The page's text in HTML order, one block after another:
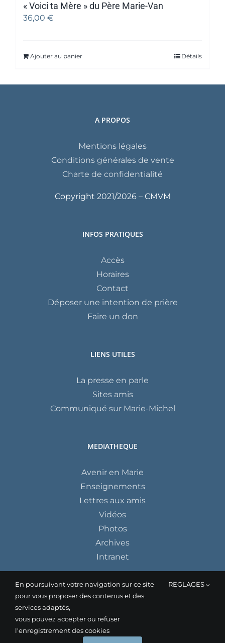
« Voici ta Mère » du Père Marie-Van
36,00 €
Ajouter au panier Détails
A PROPOS
Mentions légales
Conditions générales de vente
Charte de confidentialité
Copyright 2021/2026 – CMVM
INFOS PRATIQUES
Accès
Horaires
Contact
Déposer une intention de prière
Faire un don
LIENS UTILES
La presse en parle
Sites amis
Communiqué sur Marie-Michel
MEDIATHEQUE
Avenir en Marie
Enseignements
Lettres aux amis
Vidéos
Photos
Archives
Intranet
En poursuivant votre navigation sur ce site
pour vous proposer des contenus et des
services adaptés,
vous pouvez accepter ou refuser
l'enregistrement des cookies
REGLAGES